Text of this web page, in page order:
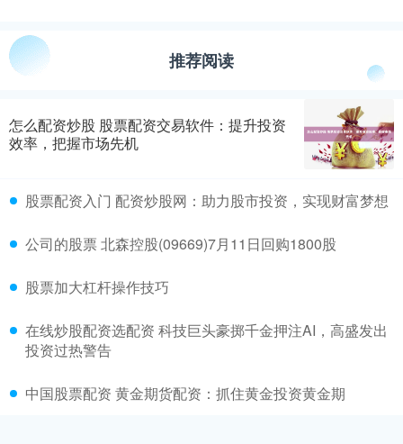
推荐阅读
怎么配资炒股 股票配资交易软件：提升投资
效率，把握市场先机
股票配资入门 配资炒股网：助力股市投资，实现财富梦想
公司的股票 北森控股(09669)7月11日回购1800股
股票加大杠杆操作技巧
在线炒股配资选配资 科技巨头豪掷千金押注AI，高盛发出
投资过热警告
中国股票配资 黄金期货配资：抓住黄金投资黄金期